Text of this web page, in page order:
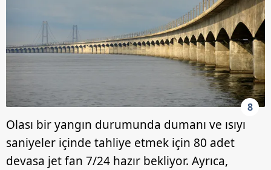
8
Olası bir yangın durumunda dumanı ve ısıyı
saniyeler içinde tahliye etmek için 80 adet
devasa jet fan 7/24 hazır bekliyor. Ayrıca,